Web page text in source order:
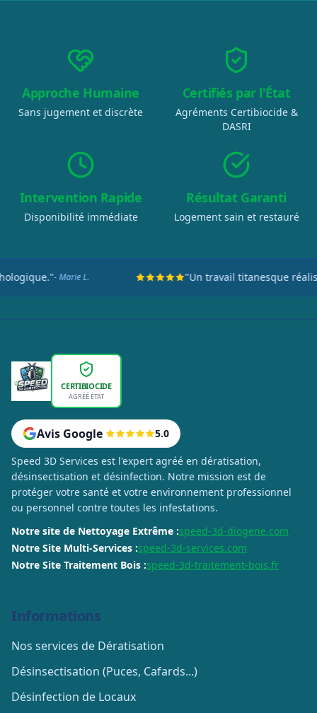
Approche Humaine
Sans jugement et discrète
Certifiés par l'État
Agréments Certibiocide &
DASRI
Intervention Rapide
Disponibilité immédiate
Résultat Garanti
Logement sain et restauré
"Un travail titanesque réalisé en seulement deux
CERTIBIOCIDE
AGRÉÉ ÉTAT
Avis Google 5.0
Speed 3D Services est l'expert agréé en dératisation,
désinsectisation et désinfection. Notre mission est de
protéger votre santé et votre environnement professionnel
ou personnel contre toutes les infestations.
Notre site de Nettoyage Extrême :speed-3d-diogene.com
Notre Site Multi-Services :speed-3d-services.com
Notre Site Traitement Bois :speed-3d-traitement-bois.fr
Informations
Nos services de Dératisation
Désinsectisation (Puces, Cafards...)
Désinfection de Locaux